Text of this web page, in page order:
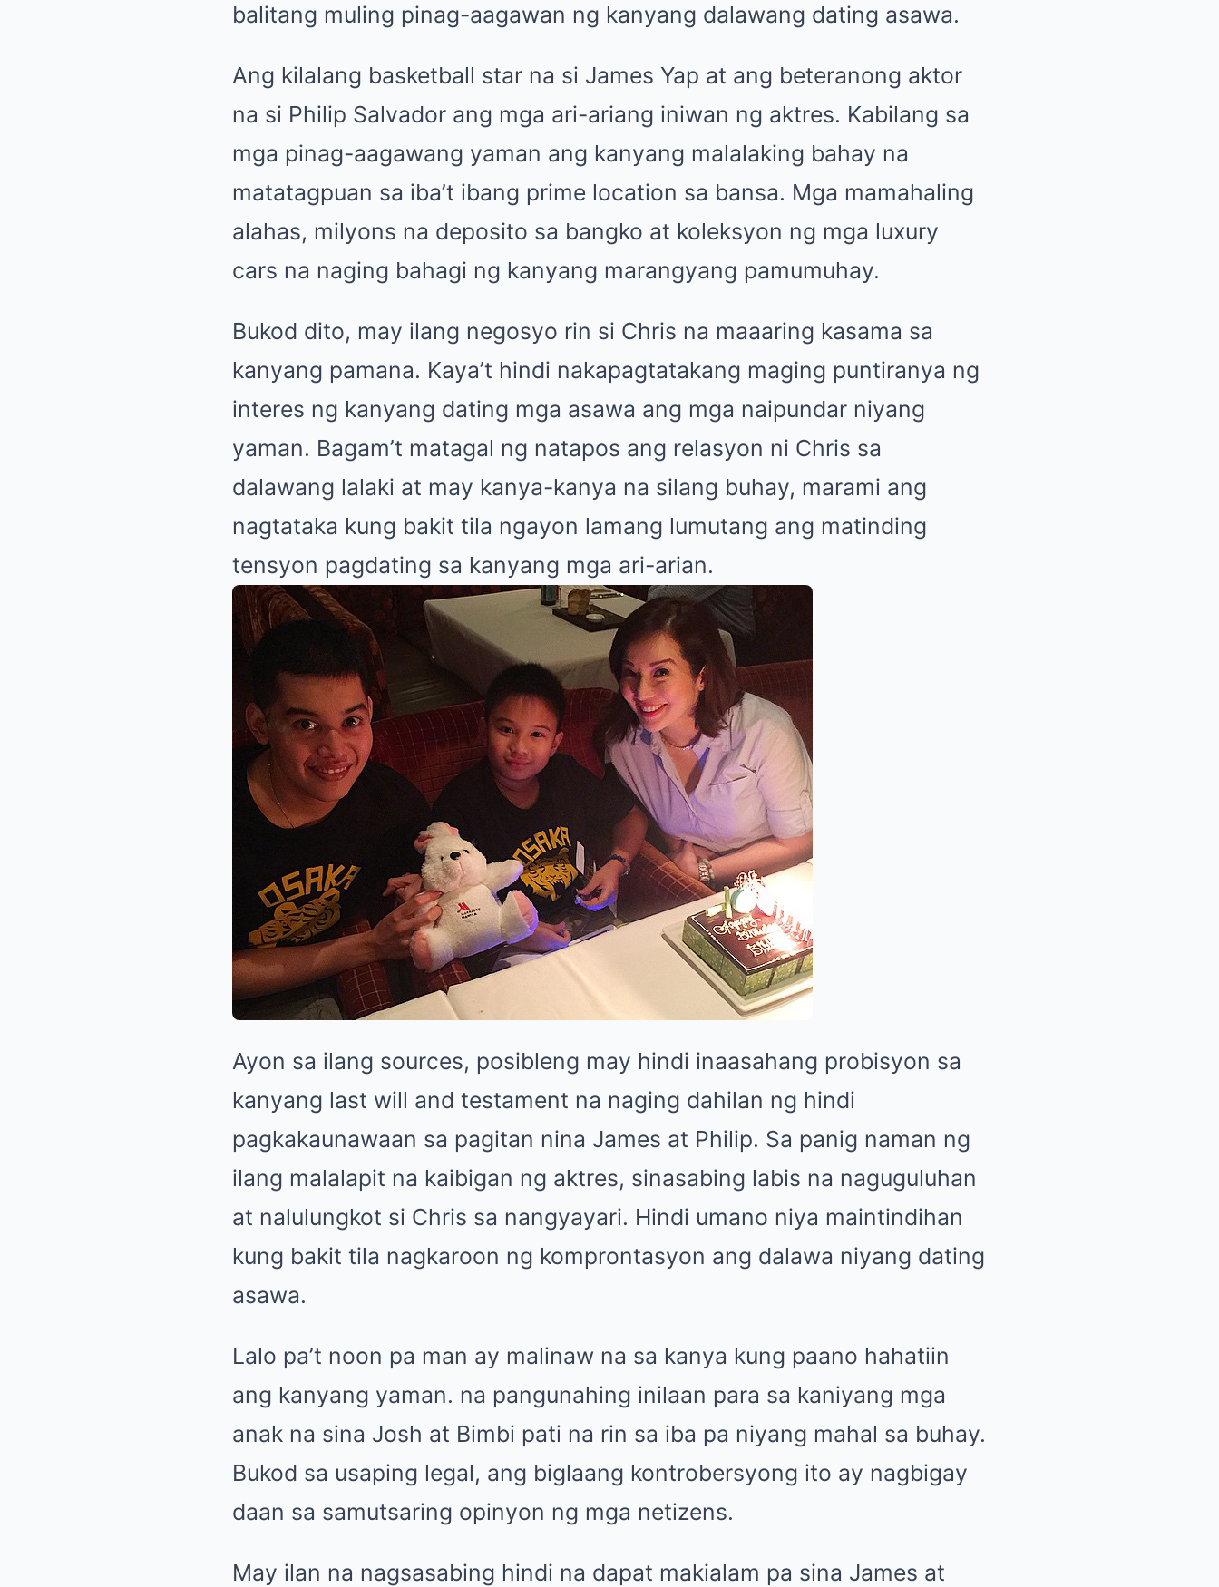
balitang muling pinag-aagawan ng kanyang dalawang dating asawa.
Ang kilalang basketball star na si James Yap at ang beteranong aktor
na si Philip Salvador ang mga ari-ariang iniwan ng aktres. Kabilang sa
mga pinag-aagawang yaman ang kanyang malalaking bahay na
matatagpuan sa iba’t ibang prime location sa bansa. Mga mamahaling
alahas, milyons na deposito sa bangko at koleksyon ng mga luxury
cars na naging bahagi ng kanyang marangyang pamumuhay.
Bukod dito, may ilang negosyo rin si Chris na maaaring kasama sa
kanyang pamana. Kaya’t hindi nakapagtatakang maging puntiranya ng
interes ng kanyang dating mga asawa ang mga naipundar niyang
yaman. Bagam’t matagal ng natapos ang relasyon ni Chris sa
dalawang lalaki at may kanya-kanya na silang buhay, marami ang
nagtataka kung bakit tila ngayon lamang lumutang ang matinding
tensyon pagdating sa kanyang mga ari-arian.
Ayon sa ilang sources, posibleng may hindi inaasahang probisyon sa
kanyang last will and testament na naging dahilan ng hindi
pagkakaunawaan sa pagitan nina James at Philip. Sa panig naman ng
ilang malalapit na kaibigan ng aktres, sinasabing labis na naguguluhan
at nalulungkot si Chris sa nangyayari. Hindi umano niya maintindihan
kung bakit tila nagkaroon ng komprontasyon ang dalawa niyang dating
asawa.
Lalo pa’t noon pa man ay malinaw na sa kanya kung paano hahatiin
ang kanyang yaman. na pangunahing inilaan para sa kaniyang mga
anak na sina Josh at Bimbi pati na rin sa iba pa niyang mahal sa buhay.
Bukod sa usaping legal, ang biglaang kontrobersyong ito ay nagbigay
daan sa samutsaring opinyon ng mga netizens.
May ilan na nagsasabing hindi na dapat makialam pa sina James at